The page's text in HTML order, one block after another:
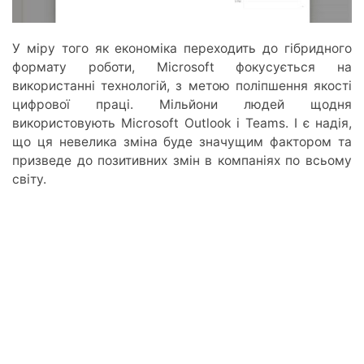
У міру того як економіка переходить до гібридного
формату роботи, Microsoft фокусується на
використанні технологій, з метою поліпшення якості
цифрової праці. Мільйони людей щодня
використовують Microsoft Outlook і Teams. І є надія,
що ця невелика зміна буде значущим фактором та
призведе до позитивних змін в компаніях по всьому
світу.